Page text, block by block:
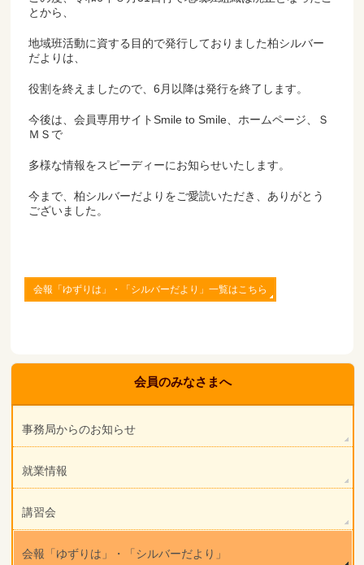
とから、
地域班活動に資する目的で発行しておりました柏シルバー
だよりは、
役割を終えましたので、6月以降は発行を終了します。
今後は、会員専用サイトSmile to Smile、ホームページ、Ｓ
ＭＳで
多様な情報をスピーディーにお知らせいたします。
今まで、柏シルバーだよりをご愛読いただき、ありがとう
ございました。
会報「ゆずりは」・「シルバーだより」一覧はこちら
会員のみなさまへ
事務局からのお知らせ
就業情報
講習会
会報「ゆずりは」・「シルバーだより」